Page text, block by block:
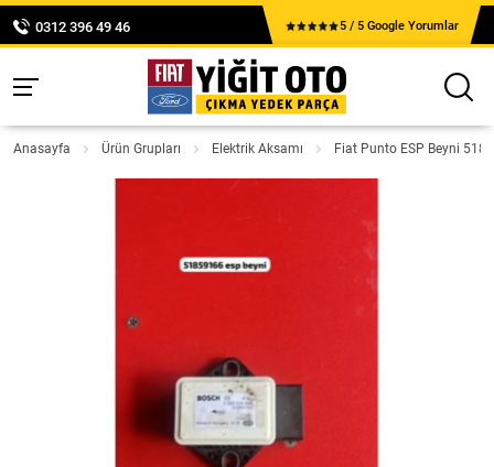
0312 396 49 46 5 / 5 Google Yorumlar
Anasayfa Ürün Grupları Elektrik Aksamı Fiat Punto ESP Beyni